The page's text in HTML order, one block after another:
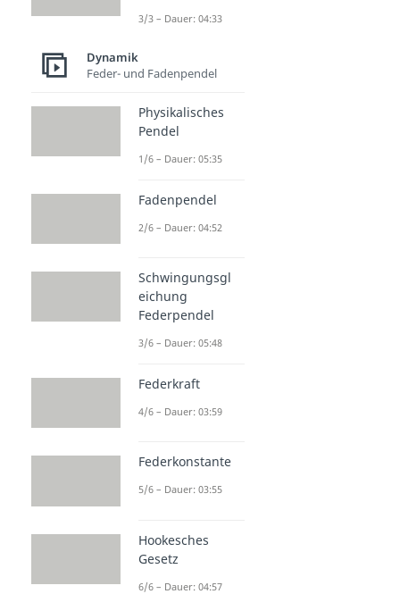
3/3 – Dauer: 04:33
Dynamik
Feder- und Fadenpendel
Physikalisches
Pendel
1/6 – Dauer: 05:35
Fadenpendel
2/6 – Dauer: 04:52
Schwingungsgl
eichung
Federpendel
3/6 – Dauer: 05:48
Federkraft
4/6 – Dauer: 03:59
Federkonstante
5/6 – Dauer: 03:55
Hookesches
Gesetz
6/6 – Dauer: 04:57